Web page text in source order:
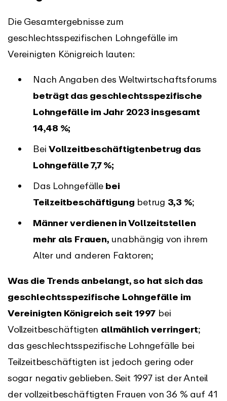
Die Gesamtergebnisse zum
geschlechtsspezifischen Lohngefälle im
Vereinigten Königreich lauten:
Nach Angaben des Weltwirtschaftsforums
beträgt das geschlechtsspezifische
Lohngefälle im Jahr 2023 insgesamt
14,48 %;
BeiVollzeitbeschäftigtenbetrug das
Lohngefälle 7,7 %;
Das Lohngefälle bei
Teilzeitbeschäftigung betrug 3,3 %;
Männer verdienen in Vollzeitstellen
mehr als Frauen, unabhängig von ihrem
Alter und anderen Faktoren;
Was die Trends anbelangt, so hat sich das
geschlechtsspezifische Lohngefälle im
Vereinigten Königreich seit 1997 bei
Vollzeitbeschäftigten allmählich verringert;
das geschlechtsspezifische Lohngefälle bei
Teilzeitbeschäftigten ist jedoch gering oder
sogar negativ geblieben. Seit 1997 ist der Anteil
der vollzeitbeschäftigten Frauen von 36 % auf 41